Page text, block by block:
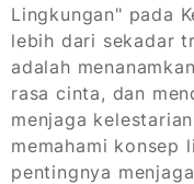
Lingkungan" pada
lebih dari sekadar
adalah
rasa cinta, dan
menjaga
memahami konsep
pentingnya